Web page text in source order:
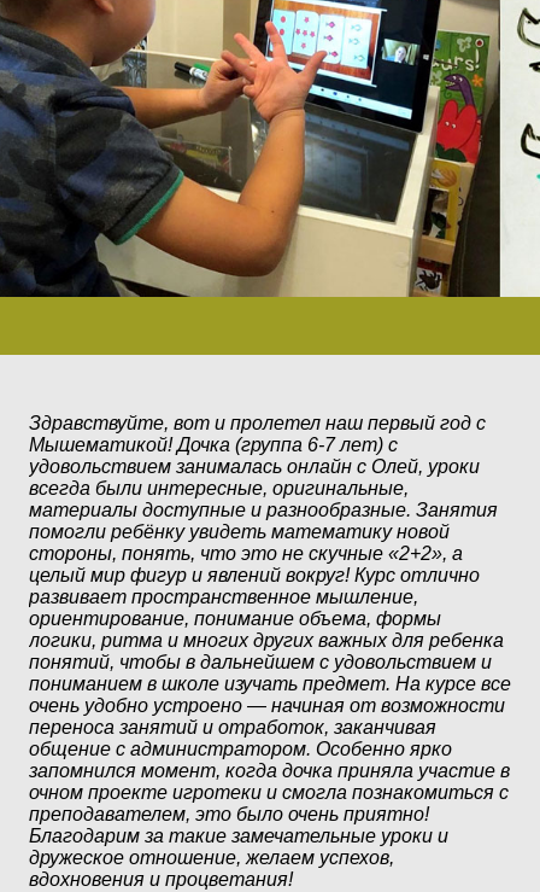
Здравствуйте, вот и пролетел наш первый год с
Мышематикой! Дочка (группа 6-7 лет) с
удовольствием занималась онлайн с Олей, уроки
всегда были интересные, оригинальные,
материалы доступные и разнообразные. Занятия
помогли ребёнку увидеть математику новой
стороны, понять, что это не скучные «2+2», а
целый мир фигур и явлений вокруг! Курс отлично
развивает пространственное мышление,
ориентирование, понимание объема, формы
логики, ритма и многих других важных для ребенка
понятий, чтобы в дальнейшем с удовольствием и
пониманием в школе изучать предмет. На курсе все
очень удобно устроено — начиная от возможности
переноса занятий и отработок, заканчивая
общение с администратором. Особенно ярко
запомнился момент, когда дочка приняла участие в
очном проекте игротеки и смогла познакомиться с
преподавателем, это было очень приятно!
Благодарим за такие замечательные уроки и
дружеское отношение, желаем успехов,
вдохновения и процветания!